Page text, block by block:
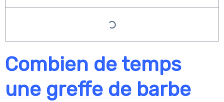
Combien de temps
une greffe de barbe